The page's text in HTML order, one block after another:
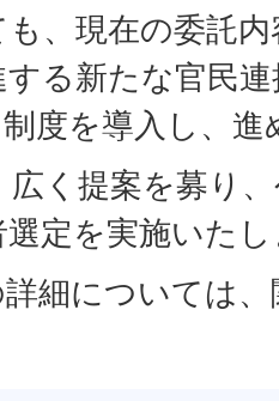
、現在の委託
る新たな官民
度を導入し、
く提案を募り
定を実施いた
細については